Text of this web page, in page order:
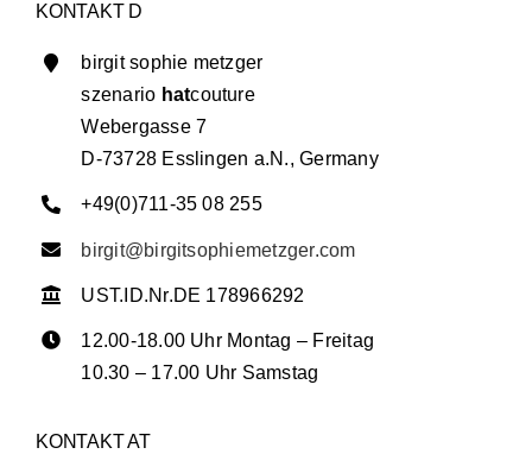
KONTAKT D
birgit sophie metzger
szenario hatcouture
Webergasse 7
D-73728 Esslingen a.N., Germany
+49(0)711-35 08 255
birgit@birgitsophiemetzger.com
UST.ID.Nr.DE 178966292
12.00-18.00 Uhr Montag – Freitag
10.30 – 17.00 Uhr Samstag
KONTAKT AT